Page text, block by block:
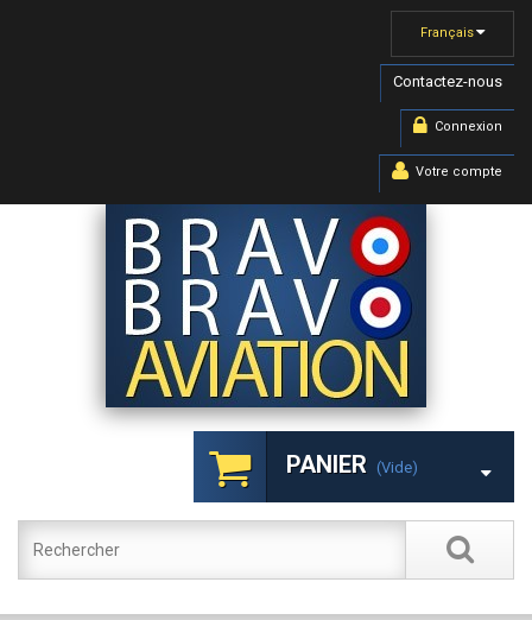
Français
Contactez-nous
Connexion
Votre compte
PANIER (vide)